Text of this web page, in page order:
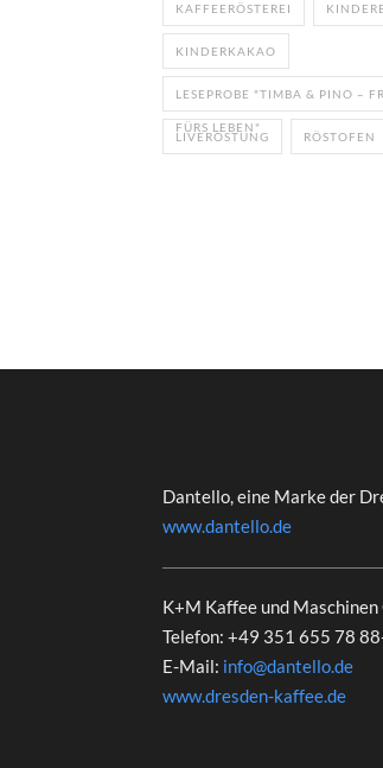
KAFFEERÖSTEREI
KINDERKAKAO
LESEPROBE "TIMBA & PINO –
FÜRS LEBEN"
LIVERÖSTUNG RÖSTOFEN
Dantello, eine Marke der
www.dantello.de
K+M Kaffee und
Telefon: +49 351 655 78
E-Mail: info@dantello.de
www.dresden-kaffee.de